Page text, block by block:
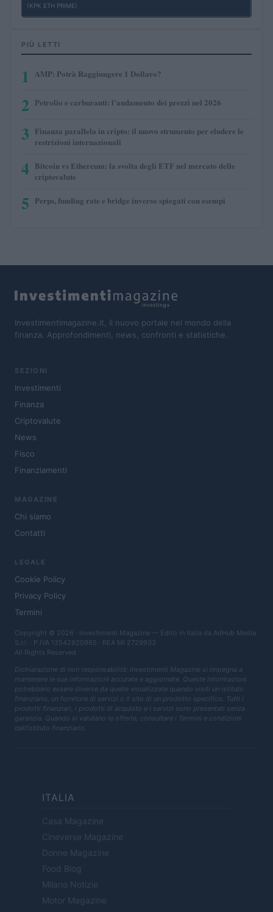
(KPK ETH PRIME)
PIÙ LETTI
1 AMP: Potrà Raggiungere 1 Dollaro?
2 Petrolio e carburanti: l’andamento dei prezzi nel 2026
3 Finanza parallela in cripto: il nuovo strumento per eludere le
restrizioni internazionali
4 Bitcoin vs Ethereum: la svolta degli ETF nel mercato delle
criptovalute
5 Perps, funding rate e bridge inverso spiegati con esempi
Investimentimagazine.it, il nuovo portale nel mondo della
finanza. Approfondimenti, news, confronti e statistiche.
SEZIONI
Investimenti
Finanza
Criptovalute
News
Fisco
Finanziamenti
MAGAZINE
Chi siamo
Contatti
LEGALE
Cookie Policy
Privacy Policy
Termini
Copyright © 2026 · Investimenti Magazine — Edito in Italia da AdHub Media
S.r.l. · P.IVA 13542920965 · REA MI 2729933
All Rights Reserved
Dichiarazione di non responsabilità: Investimenti Magazine si impegna a
mantenere le sue informazioni accurate e aggiornate. Queste informazioni
potrebbero essere diverse da quelle visualizzate quando visiti un istituto
finanziario, un fornitore di servizi o il sito di un prodotto specifico. Tutti i
prodotti finanziari, i prodotti di acquisto e i servizi sono presentati senza
garanzia. Quando si valutano le offerte, consultare i Termini e condizioni
dell'istituto finanziario.
ITALIA
Casa Magazine
Cineverse Magazine
Donne Magazine
Food Blog
Milano Notizie
Motor Magazine